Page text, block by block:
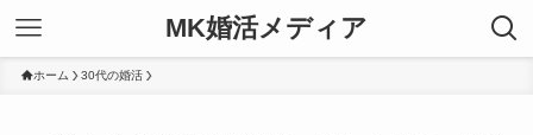
MK婚活メディア
ホーム 30代の婚活